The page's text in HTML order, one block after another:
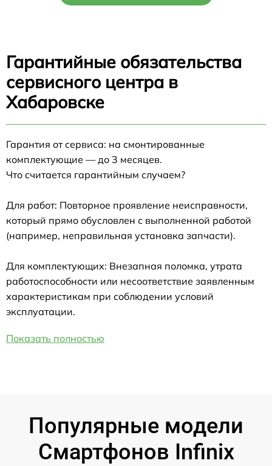
Гарантийные обязательства
сервисного центра в
Хабаровске
Гарантия от сервиса: на смонтированные
комплектующие — до 3 месяцев.
Что считается гарантийным случаем?
Для работ: Повторное проявление неисправности,
который прямо обусловлен с выполненной работой
(например, неправильная установка запчасти).
Для комплектующих: Внезапная поломка, утрата
работоспособности или несоответствие заявленным
характеристикам при соблюдении условий
эксплуатации.
Показать полностью
Популярные модели
Смартфонов Infinix